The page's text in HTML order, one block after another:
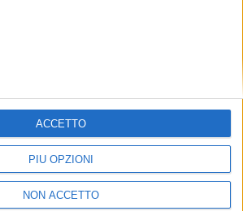
PIÙ OPZIONI
NON ACCETTO
ACCETTO